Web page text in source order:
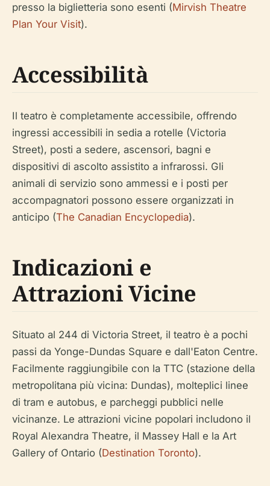
presso la biglietteria sono esenti (Mirvish Theatre
Plan Your Visit).
Accessibilità
Il teatro è completamente accessibile, offrendo
ingressi accessibili in sedia a rotelle (Victoria
Street), posti a sedere, ascensori, bagni e
dispositivi di ascolto assistito a infrarossi. Gli
animali di servizio sono ammessi e i posti per
accompagnatori possono essere organizzati in
anticipo (The Canadian Encyclopedia).
Indicazioni e
Attrazioni Vicine
Situato al 244 di Victoria Street, il teatro è a pochi
passi da Yonge-Dundas Square e dall'Eaton Centre.
Facilmente raggiungibile con la TTC (stazione della
metropolitana più vicina: Dundas), molteplici linee
di tram e autobus, e parcheggi pubblici nelle
vicinanze. Le attrazioni vicine popolari includono il
Royal Alexandra Theatre, il Massey Hall e la Art
Gallery of Ontario (Destination Toronto).